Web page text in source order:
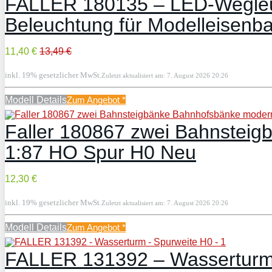
Beleuchtung für
11,40 € 13,49 €
inkl. 19% gesetzlicher MwSt. Zuletzt aktualisiert am: 7. August 2026 20:26
Modell DetailsZum Angebot *
Faller 180867 zwei
1:87 HO Spur H0 Neu
12,30 €
inkl. 19% gesetzlicher MwSt. Zuletzt aktualisiert am: 7. August 2026 20:26
Modell DetailsZum Angebot *
FALLER 131392 –